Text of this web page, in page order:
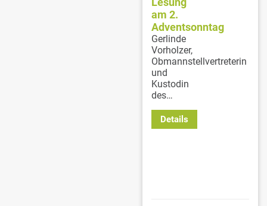
am 2.
Adventsonntag
Gerlinde
Vorholzer,
Obmannstellvertreterin
und
Kustodin
des…
Details